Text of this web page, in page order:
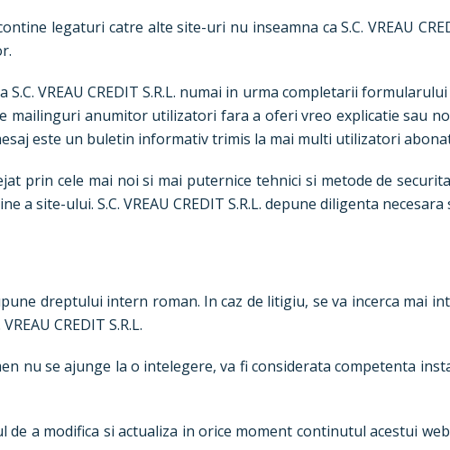
contine legaturi catre alte site-uri nu inseamna ca S.C. VREAU
VREAU CREDIT S.R.L. numai in urma completarii
mailinguri anumitor utilizatori fara a oferi vreo explicatie sau
este un buletin informativ trimis la mai multi utilizatori
prin cele mai noi si mai puternice tehnici si metode de
a site-ului. S.C. VREAU CREDIT S.R.L. depune diligenta
dreptului intern roman. In caz de litigiu, se va incerca mai
CREDIT S.R.L.
nu se ajunge la o intelegere, va fi considerata competenta
de a modifica si actualiza in orice moment continutul acestui